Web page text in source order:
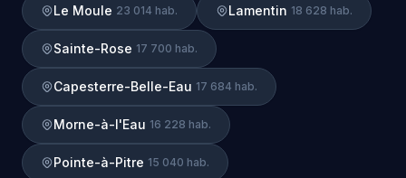
Le Moule 23 014 hab. Lamentin 18 628 hab.
Sainte-Rose 17 700 hab.
Capesterre-Belle-Eau 17 684 hab.
Morne-à-l'Eau 16 228 hab.
Pointe-à-Pitre 15 040 hab.